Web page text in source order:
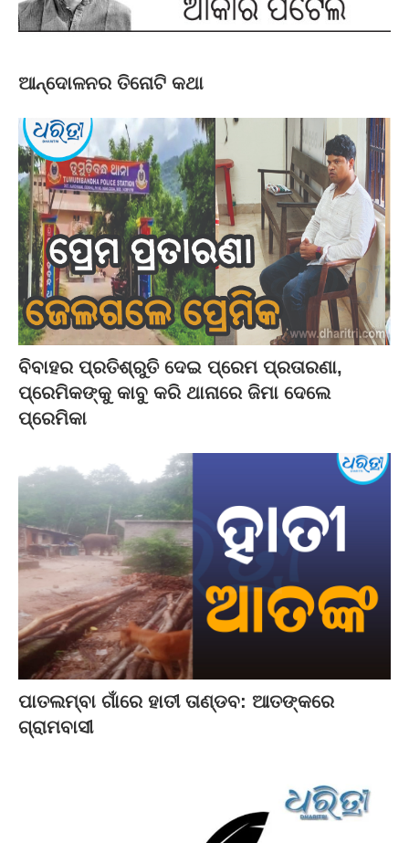
ଆନ୍ଦୋଳନର ତିନୋଟି କଥା
ବିବାହର ପ୍ରତିଶ୍ରୁତି ଦେଇ ପ୍ରେମ ପ୍ରତାରଣା,
ପ୍ରେମିକଙ୍କୁ କାବୁ କରି ଥାନାରେ ଜିମା ଦେଲେ
ପ୍ରେମିକା
ପାତଲମ୍ବା ଗାଁରେ ହାତୀ ତାଣ୍ଡବ: ଆତଙ୍କରେ
ଗ୍ରାମବାସୀ